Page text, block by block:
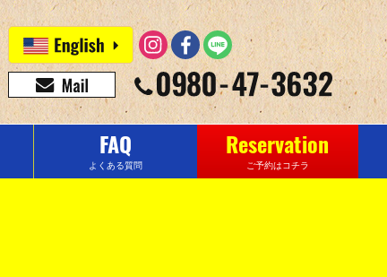
FAQ
よくある質問
Reservation
ご予約はコチラ